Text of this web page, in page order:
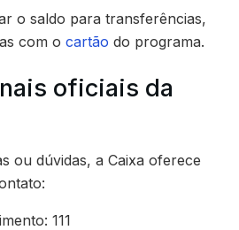
o saldo para transferências,
com o cartão do programa.
oficiais da
ou dúvidas, a Caixa oferece
111